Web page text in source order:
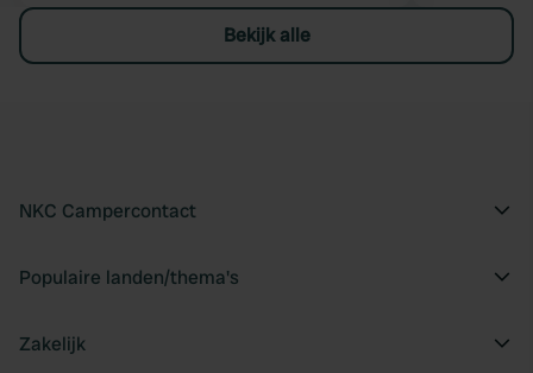
Bekijk alle
NKC Campercontact
Populaire landen/thema's
Zakelijk